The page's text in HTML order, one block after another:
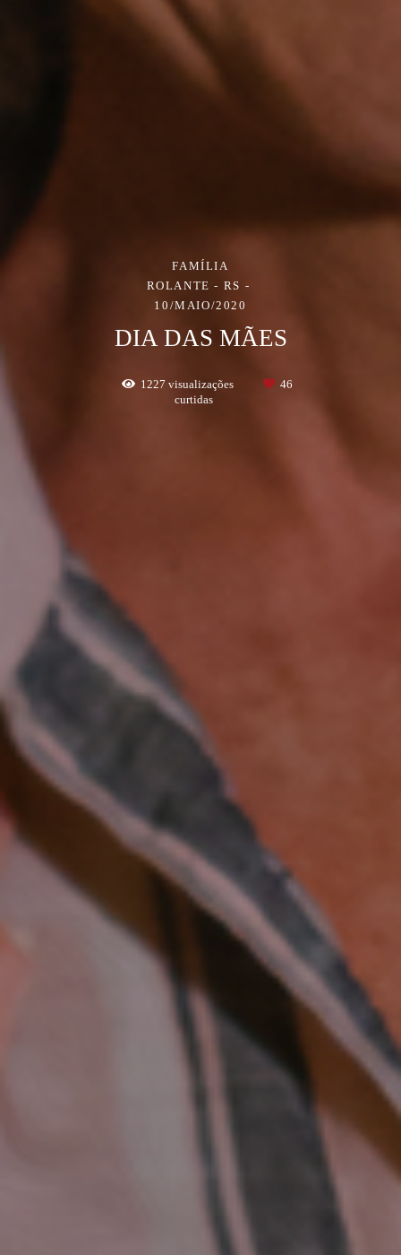
FAMÍLIA
ROLANTE - RS
10/MAIO/2020
DIA DAS MÃES
1227 visualizações
46
curtidas